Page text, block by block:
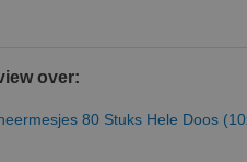
over:
80 Stuks Hele Doos